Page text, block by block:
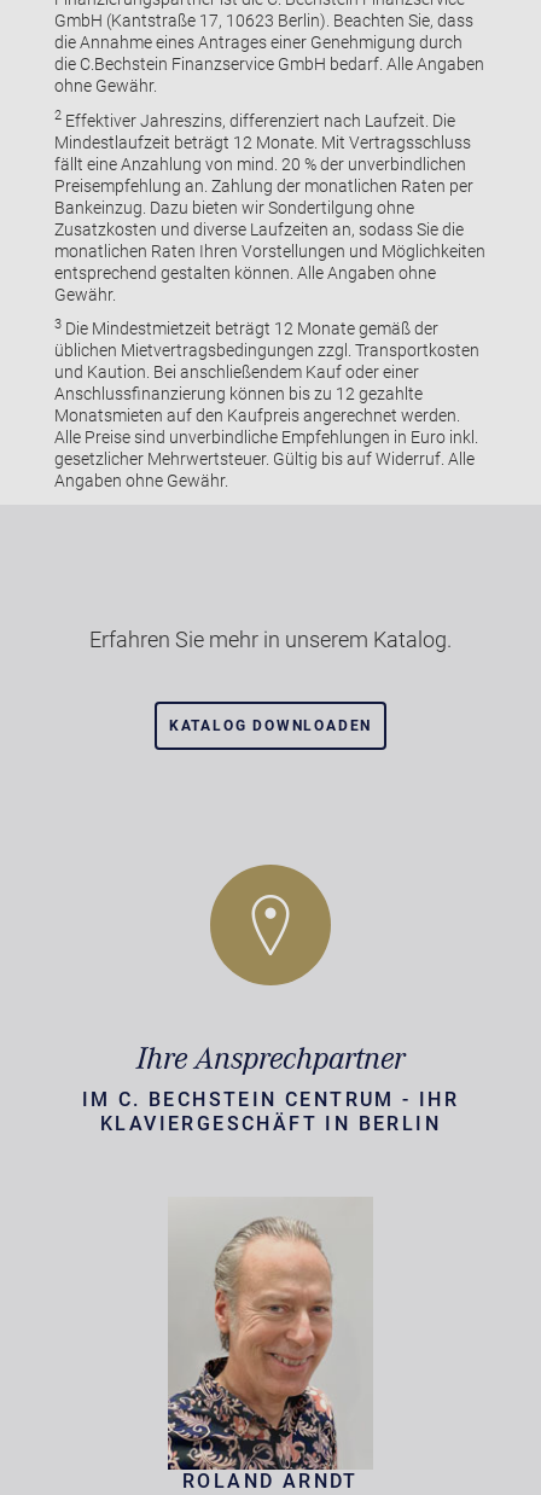
GmbH (Kantstraße 17, 10623 Berlin). Beachten Sie, dass
die Annahme eines Antrages einer Genehmigung durch
die C.Bechstein Finanzservice GmbH bedarf. Alle Angaben
ohne Gewähr.
2Effektiver Jahreszins, differenziert nach Laufzeit. Die
Mindestlaufzeit beträgt 12 Monate. Mit Vertragsschluss
fällt eine Anzahlung von mind. 20 % der unverbindlichen
Preisempfehlung an. Zahlung der monatlichen Raten per
Bankeinzug. Dazu bieten wir Sondertilgung ohne
Zusatzkosten und diverse Laufzeiten an, sodass Sie die
monatlichen Raten Ihren Vorstellungen und Möglichkeiten
entsprechend gestalten können. Alle Angaben ohne
Gewähr.
3Die Mindestmietzeit beträgt 12 Monate gemäß der
üblichen Mietvertragsbedingungen zzgl. Transportkosten
und Kaution. Bei anschließendem Kauf oder einer
Anschlussfinanzierung können bis zu 12 gezahlte
Monatsmieten auf den Kaufpreis angerechnet werden.
Alle Preise sind unverbindliche Empfehlungen in Euro inkl.
gesetzlicher Mehrwertsteuer. Gültig bis auf Widerruf. Alle
Angaben ohne Gewähr.
Erfahren Sie mehr in unserem Katalog.
KATALOG DOWNLOADEN
Ihre Ansprechpartner
IM C. BECHSTEIN CENTRUM - IHR
KLAVIERGESCHÄFT IN BERLIN
ROLAND ARNDT